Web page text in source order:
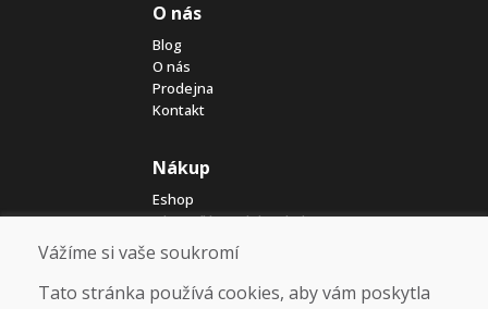
O nás
Blog
O nás
Prodejna
Kontakt
Nákup
Eshop
Jak posíláme elektrokola
Obchodní podmínky
Doprava
Platba
Vážíme si vaše soukromí
Tato stránka používá cookies, aby vám poskytla